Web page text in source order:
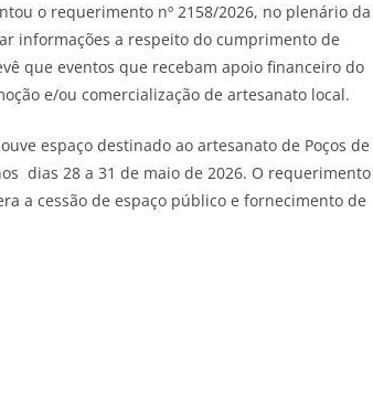
o requerimento nº 2158/2026, no plenário da
informações a respeito do cumprimento de
que eventos que recebam apoio financeiro do
e/ou comercialização de artesanato local.
espaço destinado ao artesanato de Poços de
dias 28 a 31 de maio de 2026. O requerimento
a cessão de espaço público e fornecimento de